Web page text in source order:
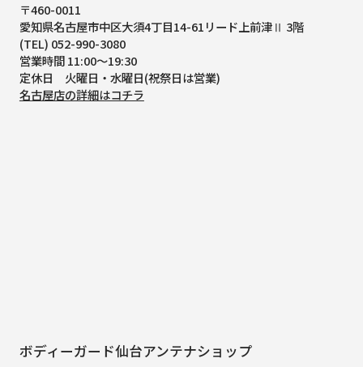
〒460-0011
愛知県名古屋市中区大須4丁目14-61リード上前津Ⅱ 3階
(TEL) 052-990-3080
営業時間 11:00～19:30
定休日 火曜日・水曜日(祝祭日は営業)
名古屋店の詳細はコチラ
ボディーガード仙台アンテナショップ